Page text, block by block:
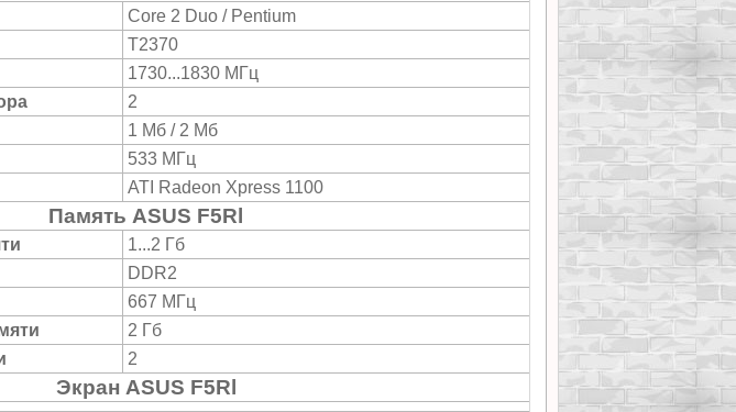
Core 2 Duo / Pentium
T2370
1730...1830 МГц
2
1 Мб / 2 Мб
533 МГц
ATI Radeon Xpress 1100
Память ASUS F5Rl
1...2 Гб
DDR2
667 МГц
2 Гб
2
Экран ASUS F5Rl